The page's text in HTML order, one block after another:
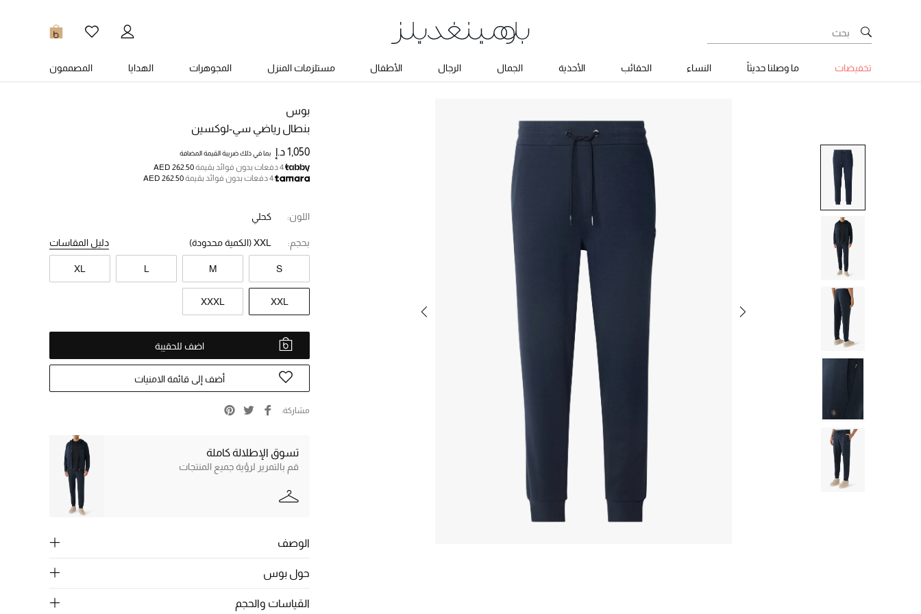
0
تخفيضات ما وصلنا حديثاً النساء الحقائب الأحذية الجمال الرجال الأطفال مستلزمات المنزل المجوهرات الهدايا المصممون
بوس
بنطال رياضي سي-لوكسين
1,050 د.إ
بما في ذلك ضريبة القيمة المضافة
4 دفعات بدون فوائد بقيمة
AED 262.50
4 دفعات بدون فوائد بقيمة
AED 262.50
اللون: كحلي
بحجم: XXL(الكمية محدودة) دليل المقاسات
S
M
L
XL
XXL
XXXL
اضف للحقيبة
أضف إلى قائمة الامنيات
مشاركة
تسوق الإطلالة كاملة
قم بالتمرير لرؤية جميع المنتجات
الوصف
حول بوس
القياسات والحجم